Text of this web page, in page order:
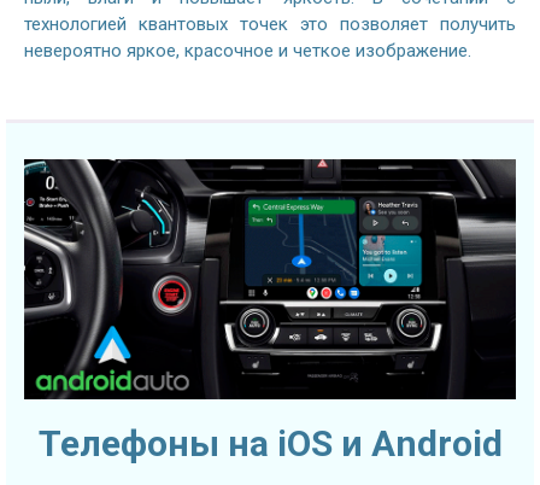
технологией квантовых точек это позволяет получить
невероятно яркое, красочное и четкое изображение.
Телефоны на iOS и Android